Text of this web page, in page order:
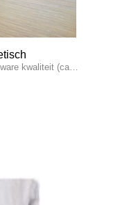
kwaliteit (ca…